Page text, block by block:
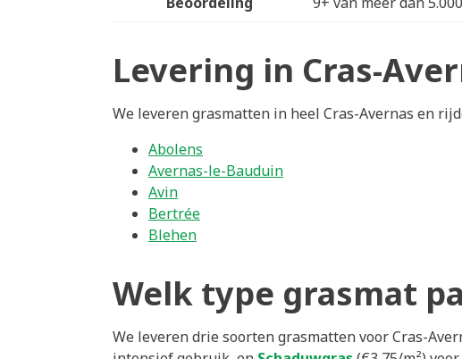
Levering in Cras-
We leveren grasmatten in heel Cras-Avernas en
Abolens
Avernas-le-Bauduin
Avin
Bertrée
Blehen
Welk type grasmat
We leveren drie soorten grasmatten voor Cras-